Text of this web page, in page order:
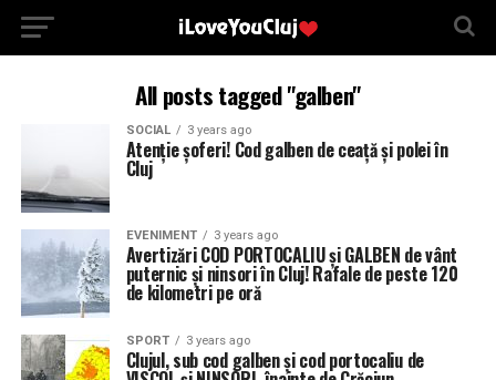
All posts tagged "galben"
SOCIAL 3 years ago
Atenție șoferi! Cod galben de ceață și polei în
Cluj
EVENIMENT 3 years ago
Avertizări COD PORTOCALIU și GALBEN de vânt
puternic și ninsori în Cluj! Rafale de peste 120
de kilometri pe oră
SPORT 3 years ago
Clujul, sub cod galben și cod portocaliu de